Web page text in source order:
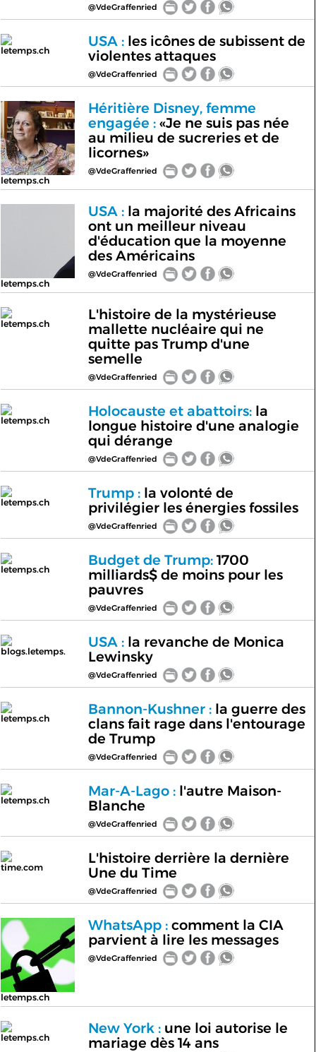
@VdeGraffenried
letemps.ch
USA :les icônes de subissent de
violentes attaques
@VdeGraffenried
letemps.ch
Héritière Disney, femme
engagée :«Je ne suis pas née
au milieu de sucreries et de
licornes»
@VdeGraffenried
letemps.ch
USA :la majorité des Africains
ont un meilleur niveau
d'éducation que la moyenne
des Américains
@VdeGraffenried
letemps.ch
L'histoire de la mystérieuse
mallette nucléaire qui ne
quitte pas Trump d'une
semelle
@VdeGraffenried
letemps.ch
Holocauste et abattoirs:la
longue histoire d'une analogie
qui dérange
@VdeGraffenried
letemps.ch
Trump :la volonté de
privilégier les énergies fossiles
@VdeGraffenried
letemps.ch
Budget de Trump:1700
milliards$ de moins pour les
pauvres
@VdeGraffenried
blogs.letemps.
USA :la revanche de Monica
Lewinsky
@VdeGraffenried
letemps.ch
Bannon-Kushner :la guerre des
clans fait rage dans l'entourage
de Trump
@VdeGraffenried
letemps.ch
Mar-A-Lago :l'autre Maison-
Blanche
@VdeGraffenried
time.com
L'histoire derrière la dernière
Une du Time
@VdeGraffenried
letemps.ch
WhatsApp :comment la CIA
parvient à lire les messages
@VdeGraffenried
letemps.ch
New York :une loi autorise le
mariage dès 14 ans